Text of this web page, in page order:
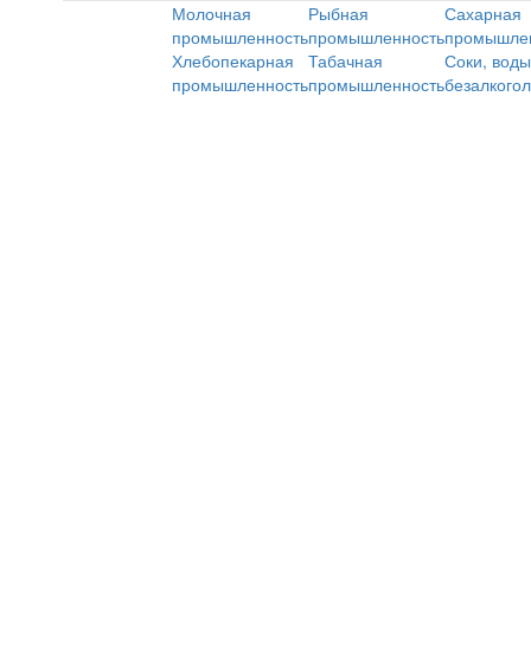
Молочная
промышленность
Рыбная
промышленность
Сахарная
Хлебопекарная
промышленность
Табачная
промышленность
Соки,